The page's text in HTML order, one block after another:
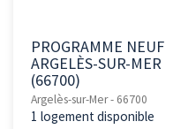
PROGRAMME NEUF
ARGELÈS-SUR-MER
(66700)
Argelès-sur-Mer - 66700
1 logement disponible